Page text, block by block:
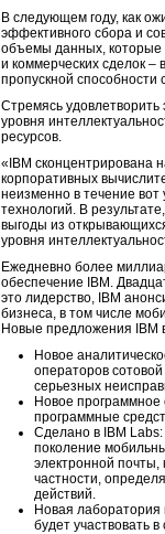
В следующем году, как
эффективного сбора и
объемы данных, которые
и коммерческих сделок
пропускной
Стремясь
уровня
ресурсов.
«IBM сконцентрирована
корпоративных
неизменно в течение вот
технологий. В
выгоды из
уровня
Ежедневно более
обеспечение IBM.
это лидерство, IBM
бизнеса, в том числе
Новые предложения IBM
Новое
операторов
серьезных
Новое программное
программные
Сделано в IBM
поколение
электронной почты,
частности,
действий.
Новая лаборатория
будет участвовать